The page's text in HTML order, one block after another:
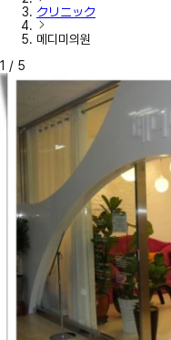
クリニック
메디미의원
1 / 5